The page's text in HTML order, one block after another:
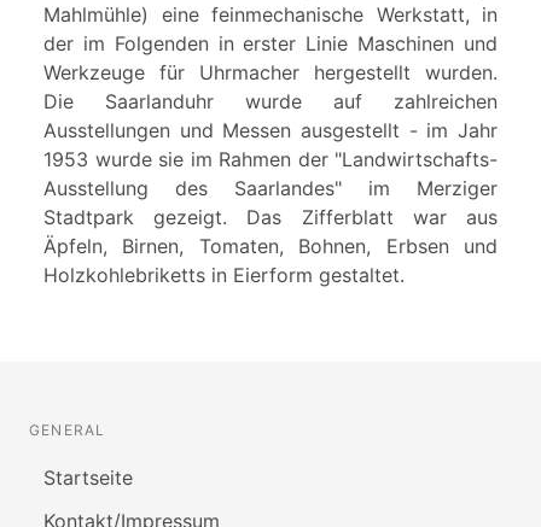
Mahlmühle) eine feinmechanische Werkstatt, in
der im Folgenden in erster Linie Maschinen und
Werkzeuge für Uhrmacher hergestellt wurden.
Die Saarlanduhr wurde auf zahlreichen
Ausstellungen und Messen ausgestellt - im Jahr
1953 wurde sie im Rahmen der "Landwirtschafts-
Ausstellung des Saarlandes" im Merziger
Stadtpark gezeigt. Das Zifferblatt war aus
Äpfeln, Birnen, Tomaten, Bohnen, Erbsen und
Holzkohlebriketts in Eierform gestaltet.
GENERAL
Startseite
Kontakt/Impressum